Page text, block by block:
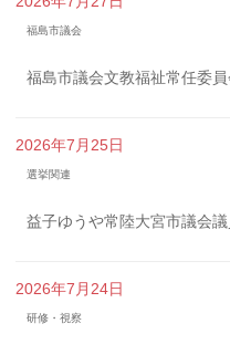
福島市議会
福島市議会文教福祉常任委
2026年7月25日
選挙関連
益子ゆうや常陸大宮市議会
2026年7月24日
研修・視察